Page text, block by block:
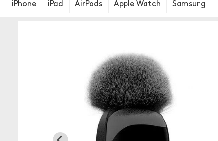
iPhone iPad AirPods Apple Watch Samsung